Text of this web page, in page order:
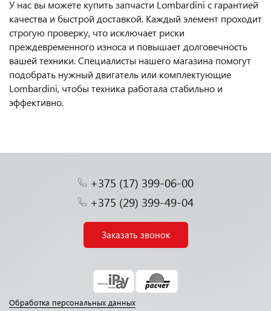
У нас вы можете купить запчасти Lombardini с гарантией
качества и быстрой доставкой. Каждый элемент проходит
строгую проверку, что исключает риски
преждевременного износа и повышает долговечность
вашей техники. Специалисты нашего магазина помогут
подобрать нужный двигатель или комплектующие
Lombardini, чтобы техника работала стабильно и
эффективно.
+375 (17) 399-06-00
+375 (29) 399-49-04
Заказать звонок
Обработка персональных данных